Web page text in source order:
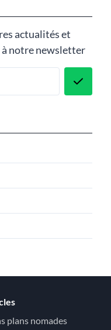
actualités et
à notre newsletter
plans nomades